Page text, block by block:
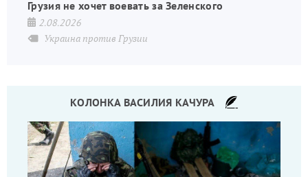
Грузия не хочет воевать за Зеленского
2.08.2026
Украина против Грузии
КОЛОНКА ВАСИЛИЯ КАЧУРА